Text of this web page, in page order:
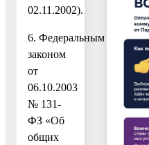
02.11.2002).
6. Федеральным
законом
от
06.10.2003
№ 131-
ФЗ «Об
общих